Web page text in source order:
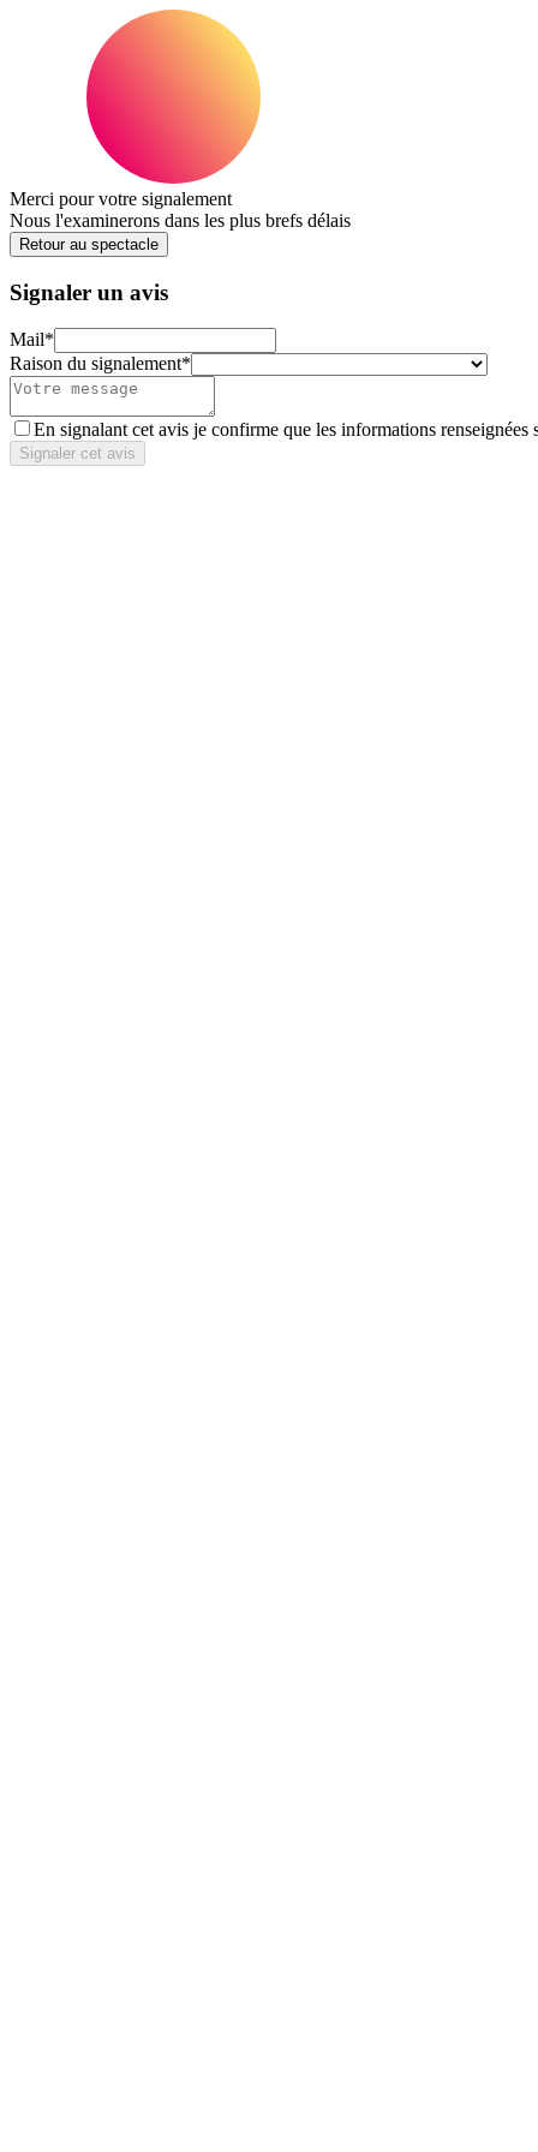
Merci pour votre signalement
Nous l'examinerons dans les plus brefs délais
Retour au spectacle
Signaler un avis
Mail*
Raison du signalement*
En signalant cet avis je confirme que les informations renseignées
Signaler cet avis